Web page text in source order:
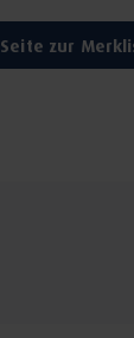
Seite zur